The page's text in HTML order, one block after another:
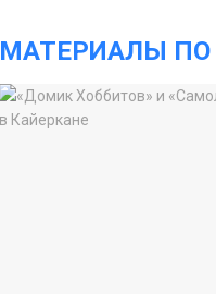
МАТЕРИАЛЫ ПО